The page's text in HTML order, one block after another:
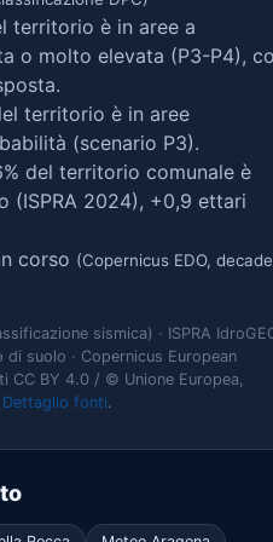
territorio è in aree a
o molto elevata (P3-P4),
territorio è in aree
(scenario P3).
del territorio comunale è
(ISPRA 2024), +0,9 ettari
corso (Copernicus EDO,
sismica) · ISPRA
suolo · Copernicus European
CC BY 4.0 / © Unione Europea,
Dettaglio fonti.